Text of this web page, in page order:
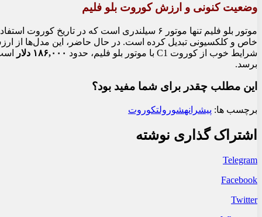
وضعیت کنونی و ارزش کوروت بلو فلیم
موتور بلو فلیم تنها موتور ۶ سیلندری است که در
خاص و کلکسیونی تبدیل کرده است. در حال حاضر، این مدل‌ها از
شرایط خوب از کوروت C1 با موتور بلو فلیم، حدود
۱۸۶,۰۰۰ دلار
برسد.
این مطلب چقدر برای شما مفید بود؟
برچسب ها: پیشرانهشورولتکوروت
اشتراک گذاری نوشته
Telegram
Facebook
Twitter